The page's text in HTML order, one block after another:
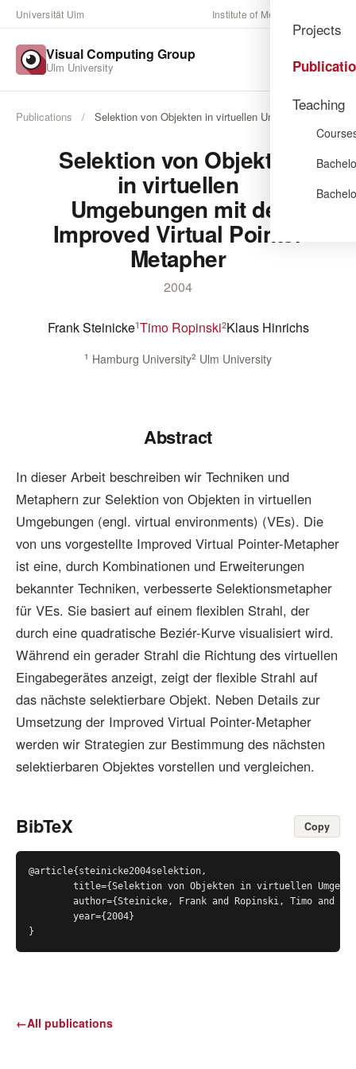
Universität Ulm Institute of Media Informatics
Visual Computing Group
Ulm University
Projects
Teaching
Publications / Selektion von Objekten in virtuellen Umgebungen …
Selektion von Objekten
in virtuellen
Umgebungen mit der
Improved Virtual Pointer
Metapher
2004
Frank Steinicke1Timo Ropinski2Klaus Hinrichs
1 Hamburg University2 Ulm University
Abstract
In dieser Arbeit beschreiben wir Techniken und
Metaphern zur Selektion von Objekten in virtuellen
Umgebungen (engl. virtual environments) (VEs). Die
von uns vorgestellte Improved Virtual Pointer-Metapher
ist eine, durch Kombinationen und Erweiterungen
bekannter Techniken, verbesserte Selektionsmetapher
für VEs. Sie basiert auf einem flexiblen Strahl, der
durch eine quadratische Beziér-Kurve visualisiert wird.
Während ein gerader Strahl die Richtung des virtuellen
Eingabegerätes anzeigt, zeigt der flexible Strahl auf
das nächste selektierbare Objekt. Neben Details zur
Umsetzung der Improved Virtual Pointer-Metapher
werden wir Strategien zur Bestimmung des nächsten
selektierbaren Objektes vorstellen und vergleichen.
BibTeX Copy
@article{steinicke2004selektion,
}
←All publications